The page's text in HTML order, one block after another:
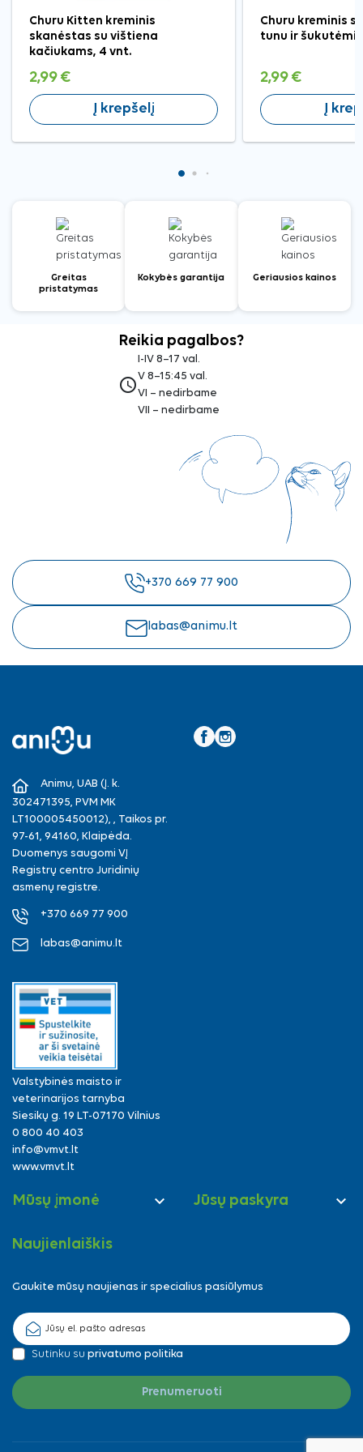
Churu Kitten kreminis
skanėstas su vištiena
kačiukams, 4 vnt.
2,99 €
Į krepšelį
Churu kreminis
tunu ir
2,99 €
Į
Greitas
pristatymas
Kokybės garantija Geriausios kainos
Reikia pagalbos?
access_time
I-IV 8–17 val.
V 8–15:45 val.
VI – nedirbame
VII – nedirbame
+370 669 77 900
labas@animu.lt
Animu, UAB (Į. k.
302471395, PVM MK
LT100005450012), , Taikos pr.
97-61, 94160, Klaipėda.
Duomenys saugomi VĮ
Registrų centro Juridinių
asmenų registre.
+370 669 77 900
labas@animu.lt
Valstybinės maisto ir
veterinarijos tarnyba
Siesikų g. 19 LT-07170 Vilnius
0 800 40 403
info@vmvt.lt
www.vmvt.lt
Mūsų įmonė  Jūsų paskyra 
Naujienlaiškis
Gaukite mūsų naujienas ir specialius pasiūlymus
Sutinku su privatumo politika